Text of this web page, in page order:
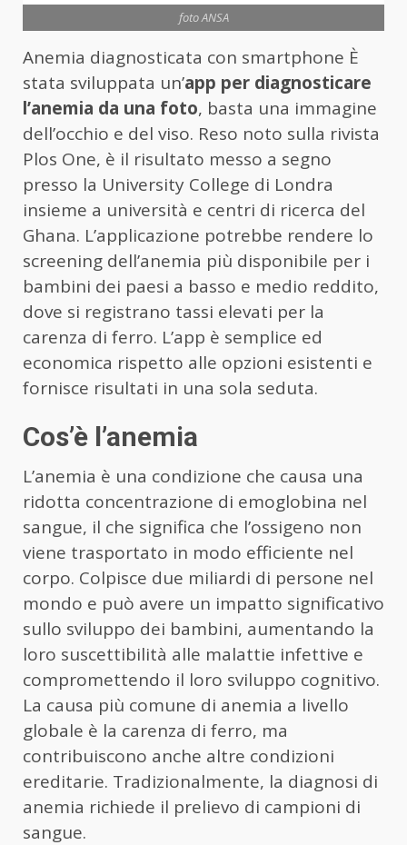
foto ANSA
Anemia diagnosticata con smartphone È
stata sviluppata un’app per diagnosticare
l’anemia da una foto, basta una immagine
dell’occhio e del viso. Reso noto sulla rivista
Plos One, è il risultato messo a segno
presso la University College di Londra
insieme a università e centri di ricerca del
Ghana. L’applicazione potrebbe rendere lo
screening dell’anemia più disponibile per i
bambini dei paesi a basso e medio reddito,
dove si registrano tassi elevati per la
carenza di ferro. L’app è semplice ed
economica rispetto alle opzioni esistenti e
fornisce risultati in una sola seduta.
Cos’è l’anemia
L’anemia è una condizione che causa una
ridotta concentrazione di emoglobina nel
sangue, il che significa che l’ossigeno non
viene trasportato in modo efficiente nel
corpo. Colpisce due miliardi di persone nel
mondo e può avere un impatto significativo
sullo sviluppo dei bambini, aumentando la
loro suscettibilità alle malattie infettive e
compromettendo il loro sviluppo cognitivo.
La causa più comune di anemia a livello
globale è la carenza di ferro, ma
contribuiscono anche altre condizioni
ereditarie. Tradizionalmente, la diagnosi di
anemia richiede il prelievo di campioni di
sangue.